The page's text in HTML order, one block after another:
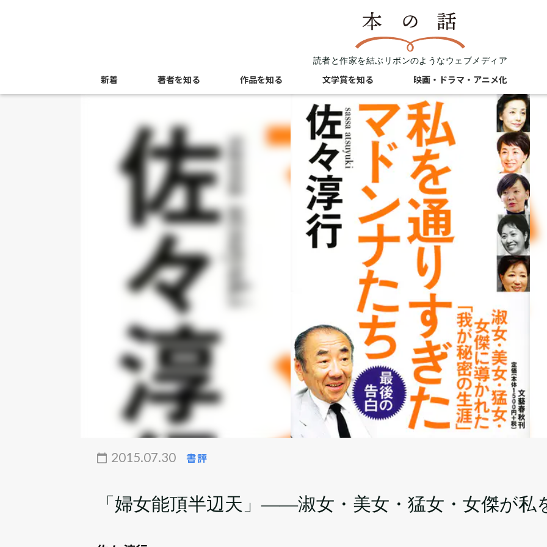
読者と作家を結ぶリボンのようなウェブメディア
新着 著者を知る 作品を知る 文学賞を知る 映画・ドラマ・アニメ化
2015.07.30 書評
「婦女能頂半辺天」――淑女・美女・猛女・女傑が私